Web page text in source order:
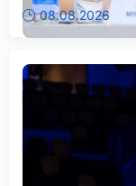
08.08.2026